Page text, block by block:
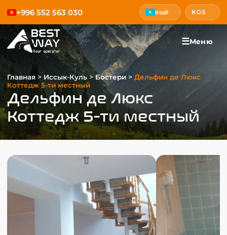
+996 552 563 030 ещё KGS
☰Меню
Главная > Иссык-Куль > Бостери > Дельфин де Люкс
Коттедж 5-ти местный
Дельфин де Люкс
Коттедж 5-ти местный